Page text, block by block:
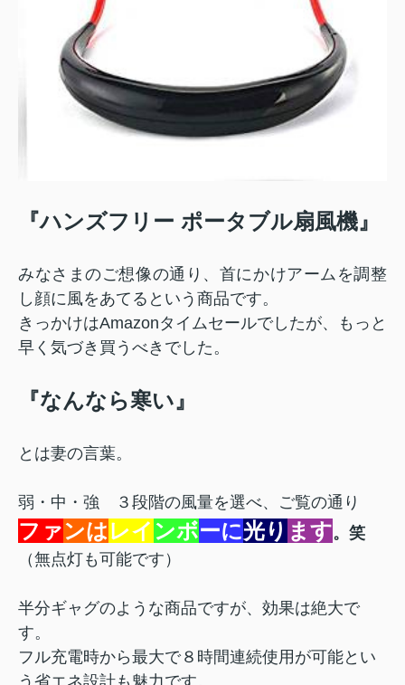
『ハンズフリー ポータブル扇風機』
みなさまのご想像の通り、首にかけアームを調整
し顔に風をあてるという商品です。
きっかけはAmazonタイムセールでしたが、もっと
早く気づき買うべきでした。
『なんなら寒い』
とは妻の言葉。
弱・中・強 ３段階の風量を選べ、ご覧の通り
ファンはレイ ンボーに光り ます。笑
（無点灯も可能です）
半分ギャグのような商品ですが、効果は絶大で
す。
フル充電時から最大で８時間連続使用が可能とい
う省エネ設計も魅力です。